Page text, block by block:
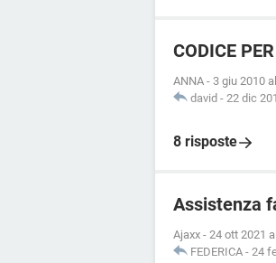
CODICE
ANNA - 3 giu 2010
david - 22 dic
8 risposte
Assistenza
Ajaxx - 24 ott 2021
FEDERICA - 24